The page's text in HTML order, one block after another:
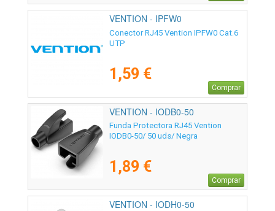
VENTION - IPFW0
Conector RJ45 Vention IPFW0 Cat.6
UTP
1,59 €
Comprar
VENTION - IODB0-50
Funda Protectora RJ45 Vention
IODB0-50/ 50 uds/ Negra
1,89 €
Comprar
VENTION - IODH0-50